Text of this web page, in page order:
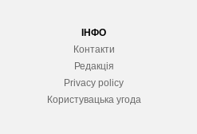
ІНФО
Контакти
Редакція
Privacy policy
Користувацька угода